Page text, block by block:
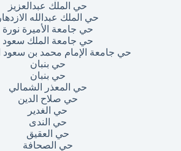
حي الملك عبدالعزيز
حي الملك عبدالله الازدهار
حي جامعة الأميرة نورة
حي جامعة الملك سعود
حي جامعة الإمام محمد بن سعود
حي بنبان
حي بنبان
حي المعذر الشمالي
حي صلاح الدين
حي الغدير
حي الندى
حي العقيق
حي الصحافة